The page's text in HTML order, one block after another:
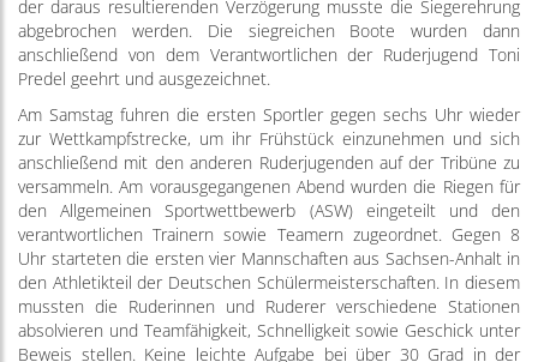
der daraus resultierenden Verzögerung musste die Siegerehrung
abgebrochen werden. Die siegreichen Boote wurden dann
anschließend von dem Verantwortlichen der Ruderjugend Toni
Predel geehrt und ausgezeichnet.
Am Samstag fuhren die ersten Sportler gegen sechs Uhr wieder
zur Wettkampfstrecke, um ihr Frühstück einzunehmen und sich
anschließend mit den anderen Ruderjugenden auf der Tribüne zu
versammeln. Am vorausgegangenen Abend wurden die Riegen für
den Allgemeinen Sportwettbewerb (ASW) eingeteilt und den
verantwortlichen Trainern sowie Teamern zugeordnet. Gegen 8
Uhr starteten die ersten vier Mannschaften aus Sachsen-Anhalt in
den Athletikteil der Deutschen Schülermeisterschaften. In diesem
mussten die Ruderinnen und Ruderer verschiedene Stationen
absolvieren und Teamfähigkeit, Schnelligkeit sowie Geschick unter
Beweis stellen. Keine leichte Aufgabe bei über 30 Grad in der